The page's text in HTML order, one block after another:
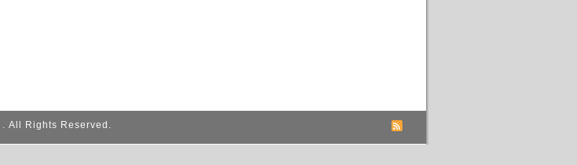
. All Rights Reserved.